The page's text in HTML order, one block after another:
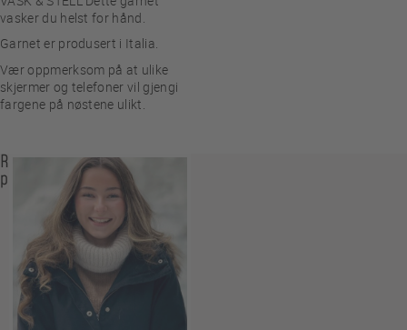
vasker du helst for hånd.
Garnet er produsert i Italia.
Vær oppmerksom på at ulike
skjermer og telefoner vil gjengi
fargene på nøstene ulikt.
Related
products